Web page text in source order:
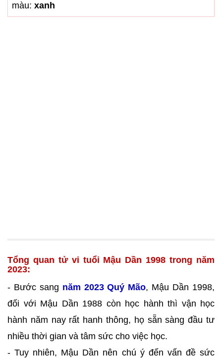
màu: xanh
Tổng quan tử vi tuổi Mậu Dần 1998 trong năm
2023:
- Bước sang năm 2023 Quý Mão, Mậu Dần 1998,
đối với Mậu Dần 1988 còn học hành thì vận học
hành năm nay rất hanh thông, họ sẵn sàng đầu tư
nhiều thời gian và tâm sức cho việc học.
- Tuy nhiên, Mậu Dần nên chú ý đến vấn đề sức